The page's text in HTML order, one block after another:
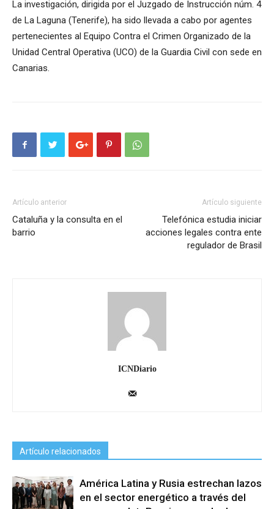
La investigación, dirigida por el Juzgado de Instrucción núm. 4
de La Laguna (Tenerife), ha sido llevada a cabo por agentes
pertenecientes al Equipo Contra el Crimen Organizado de la
Unidad Central Operativa (UCO) de la Guardia Civil con sede en
Canarias.
Artículo anterior
Cataluña y la consulta en el
barrio
Artículo siguiente
Telefónica estudia iniciar
acciones legales contra ente
regulador de Brasil
ICNDiario
Artículo relacionados
América Latina y Rusia estrechan lazos
en el sector energético a través del